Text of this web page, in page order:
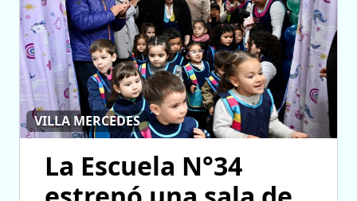
VILLA MERCEDES
La Escuela N°34